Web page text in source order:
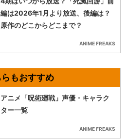
編は2026年1月より放送、後編は？
原作のどこからどこまで？
ANIME FREAKS
アニメ「呪術廻戦」声優・キャラク
ター一覧
ANIME FREAKS